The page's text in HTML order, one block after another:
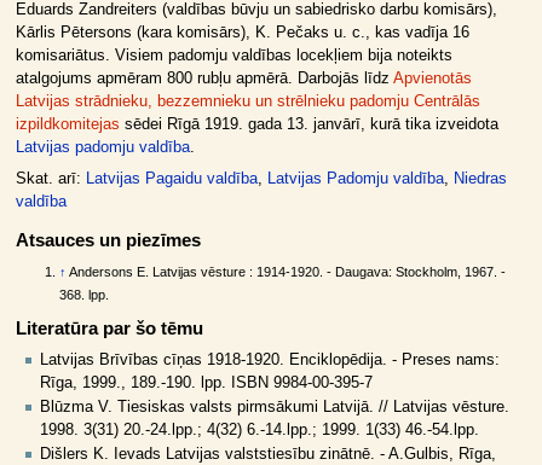
Eduards Zandreiters (valdības būvju un sabiedrisko darbu komisārs),
Kārlis Pētersons (kara komisārs), K. Pečaks u. c., kas vadīja 16
komisariātus. Visiem padomju valdības locekļiem bija noteikts
atalgojums apmēram 800 rubļu apmērā. Darbojās līdz Apvienotās
Latvijas strādnieku, bezzemnieku un strēlnieku padomju Centrālās
izpildkomitejas sēdei Rīgā 1919. gada 13. janvārī, kurā tika izveidota
Latvijas padomju valdība.
Skat. arī:
Latvijas Pagaidu valdība, Latvijas Padomju valdība,
Niedras
valdība
Atsauces un piezīmes
↑ Andersons E. Latvijas vēsture : 1914-1920. - Daugava: Stockholm, 1967. -
368. lpp.
Literatūra par šo tēmu
Latvijas Brīvības cīņas 1918-1920. Enciklopēdija. - Preses nams:
Rīga, 1999., 189.-190. lpp. ISBN 9984-00-395-7
Blūzma V. Tiesiskas valsts pirmsākumi Latvijā. // Latvijas vēsture.
1998. 3(31) 20.-24.lpp.; 4(32) 6.-14.lpp.; 1999. 1(33) 46.-54.lpp.
Dišlers K. Ievads Latvijas valststiesību zinātnē. - A.Gulbis, Rīga,